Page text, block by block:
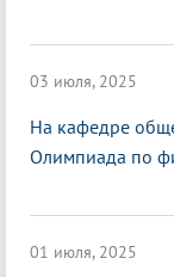
03 июля, 2025
На кафедре
Олимпиада по
01 июля, 2025